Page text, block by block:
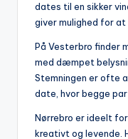
dates til en sikker
giver mulighed for at
På Vesterbro finder
med dæmpet
Stemningen er ofte
date, hvor begge
Nørrebro er ideelt
kreativt og levende.